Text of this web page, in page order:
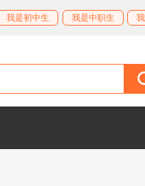
我是初中生 我是中职生